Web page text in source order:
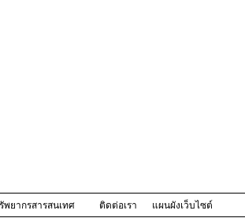
พยากรสารสนเทศ ติดต่อเรา แผนผังเว็บไซต์